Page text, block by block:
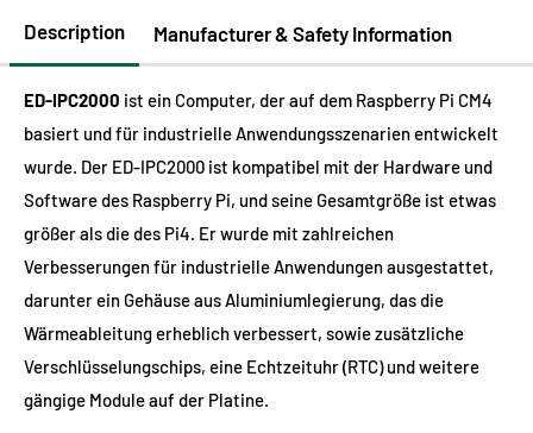
Description Manufacturer & Safety Information
ED-IPC2000 ist ein Computer, der auf dem Raspberry Pi CM4
basiert und für industrielle Anwendungsszenarien entwickelt
wurde. Der ED-IPC2000 ist kompatibel mit der Hardware und
Software des Raspberry Pi, und seine Gesamtgröße ist etwas
größer als die des Pi4. Er wurde mit zahlreichen
Verbesserungen für industrielle Anwendungen ausgestattet,
darunter ein Gehäuse aus Aluminiumlegierung, das die
Wärmeableitung erheblich verbessert, sowie zusätzliche
Verschlüsselungschips, eine Echtzeituhr (RTC) und weitere
gängige Module auf der Platine.